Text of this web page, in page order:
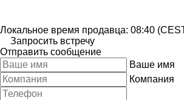
Локальное время продавца: 08:40
Запросить встречу
Отправить сообщение
Ваше имя
Компания